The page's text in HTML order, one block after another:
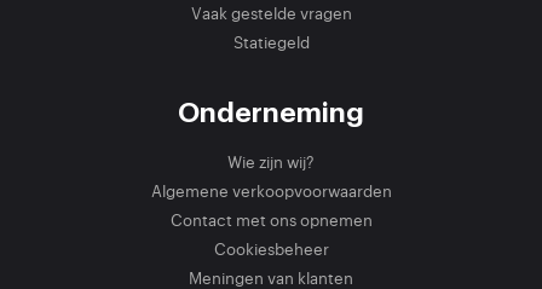
Vaak gestelde vragen
Statiegeld
Onderneming
Wie zijn wij?
Algemene verkoopvoorwaarden
Contact met ons opnemen
Cookiesbeheer
Meningen van klanten